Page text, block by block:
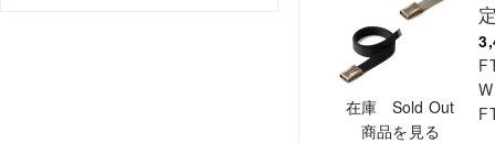
在庫 Sold Out
商品を見る